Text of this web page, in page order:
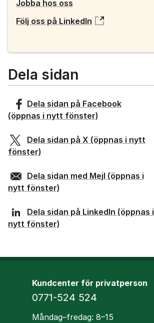
Jobba hos oss
Följ oss på LinkedIn
Dela sidan
Dela sidan på Facebook
(öppnas i nytt fönster)
Dela sidan på X (öppnas i nytt
fönster)
Dela sidan med Mejl (öppnas i
nytt fönster)
Dela sidan på LinkedIn (öppnas i
nytt fönster)
Kundcenter för privatperson
Telefon
0771-524 524
Öppettider
Måndag–fredag: 8–15